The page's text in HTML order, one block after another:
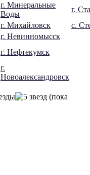
г. Минеральные
Воды
г.
г. Михайловск
с.
г. Невинномысск
г. Нефтекумск
г.
Новоалександровск
(пока